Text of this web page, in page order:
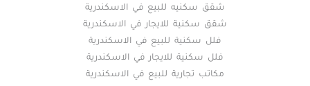
شقق سكنيه للبيع في الاسكندرية
شقق سكنية للايجار في الاسكندرية
فلل سكنية للبيع في الاسكندرية
فلل سكنية للايجار في الاسكندرية
مكاتب تجارية للبيع في الاسكندرية